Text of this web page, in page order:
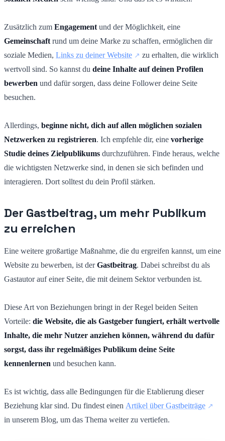
Zusätzlich zum Engagement und der Möglichkeit, eine
Gemeinschaft rund um deine Marke zu schaffen, ermöglichen dir
soziale Medien, Links zu deiner Website
zu erhalten, die wirklich
wertvoll sind. So kannst du deine Inhalte auf deinen Profilen
bewerben und dafür sorgen, dass deine Follower deine Seite
besuchen.
Allerdings, beginne nicht, dich auf allen möglichen sozialen
Netzwerken zu registrieren. Ich empfehle dir, eine vorherige
Studie deines Zielpublikums durchzuführen. Finde heraus, welche
die wichtigsten Netzwerke sind, in denen sie sich befinden und
interagieren. Dort solltest du dein Profil stärken.
Der Gastbeitrag, um mehr Publikum
zu erreichen
Eine weitere großartige Maßnahme, die du ergreifen kannst, um eine
Website zu bewerben, ist derGastbeitrag. Dabei schreibst du als
Gastautor auf einer Seite, die mit deinem Sektor verbunden ist.
Diese Art von Beziehungen bringt in der Regel beiden Seiten
Vorteile: die Website, die als Gastgeber fungiert, erhält wertvolle
Inhalte, die mehr Nutzer anziehen können, während du dafür
sorgst, dass ihr regelmäßiges Publikum deine Seite
kennenlernen und besuchen kann.
Es ist wichtig, dass alle Bedingungen für die Etablierung dieser
Beziehung klar sind. Du findest einen Artikel über Gastbeiträge
in unserem Blog, um das Thema weiter zu vertiefen.